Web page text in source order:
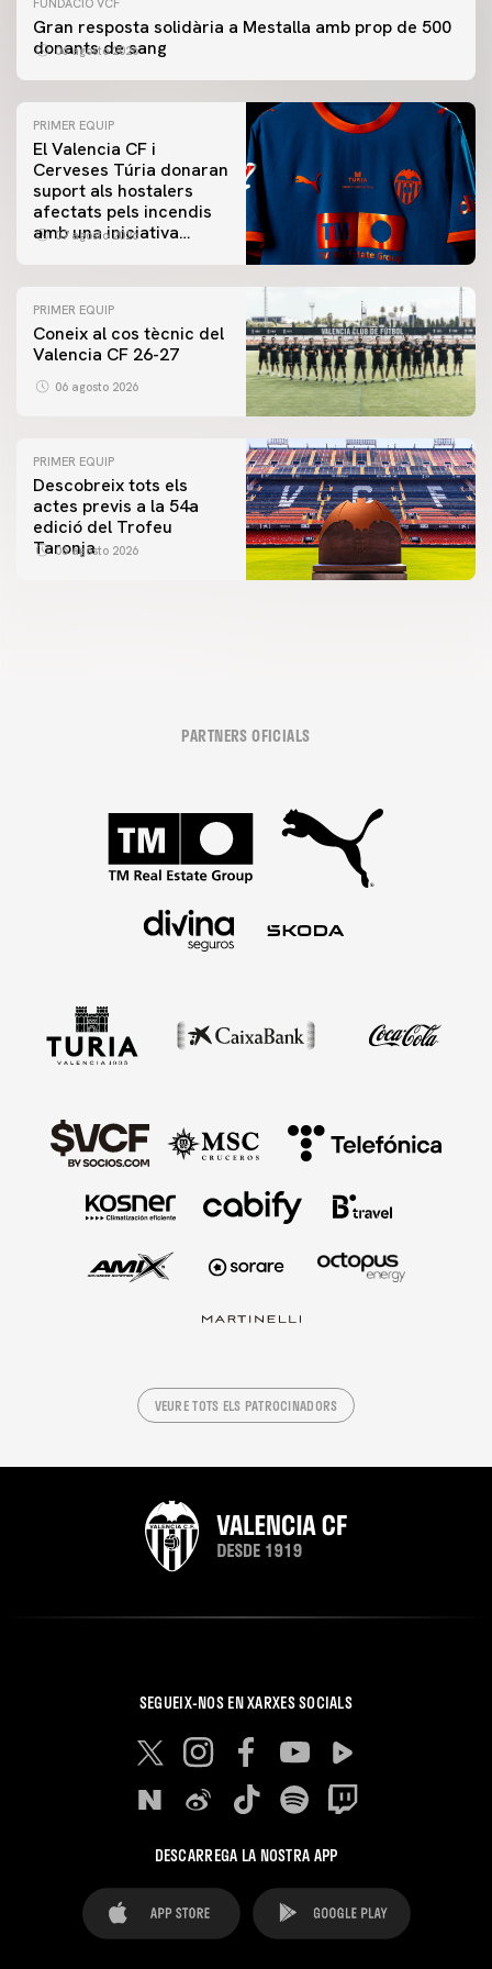
Gran resposta solidària a Mestalla amb prop de 500
donants de sang
06 agosto 2026
PRIMER EQUIP
El Valencia CF i
Cerveses Túria donaran
suport als hostalers
afectats pels incendis
amb una iniciativa
07 agosto 2026
PRIMER EQUIP
Coneix al cos tècnic del
Valencia CF 26-27
06 agosto 2026
PRIMER EQUIP
Descobreix tots els
actes previs a la 54a
edició del Trofeu
Taronja
06 agosto 2026
PARTNERS OFICIALS
VEURE TOTS ELS PATROCINADORS
SEGUEIX-NOS EN XARXES SOCIALS
DESCARREGA LA NOSTRA APP